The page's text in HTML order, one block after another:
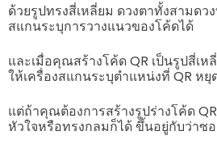
ด้วยรูปทรงสี่เหลี่ยม ดวงตาทั้งสามด
สแกนระบุการวางแนวของโค้ดได้
และเมื่อคุณสร้างโค้ด QR เป็นรูปสี่เ
ให้เครื่องสแกนระบุตำแหน่งที่ QR หยุ
แต่ถ้าคุณต้องการสร้างรูปร่างโค้ด
หัวใจหรือทรงกลมก็ได้ ขึ้นอยู่กับว่าซ